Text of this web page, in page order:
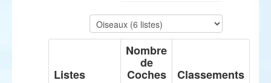
Listes
Nombre
de
Coches Classements